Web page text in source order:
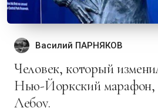
Василий ПАРНЯКОВ
Человек, который изменил мир: 50-й
Нью-Йоркский
Лебоу.